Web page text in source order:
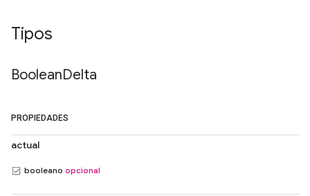
Tipos
BooleanDelta
PROPIEDADES
actual
booleano opcional